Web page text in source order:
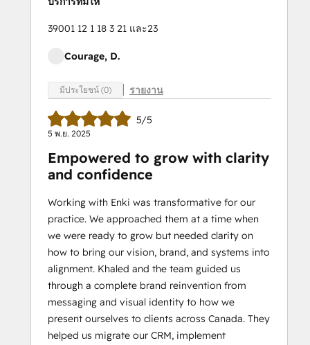
39001 12 1 18 3 21 และ23
Courage, D.
มีประโยชน์ (0) รายงาน
5/5
5 พ.ย. 2025
Empowered to grow with clarity
and confidence
Working with Enki was transformative for our
practice. We approached them at a time when
we were ready to grow but needed clarity on
how to bring our vision, brand, and systems into
alignment. Khaled and the team guided us
through a complete brand reinvention from
messaging and visual identity to how we
present ourselves to clients across Canada. They
helped us migrate our CRM, implement